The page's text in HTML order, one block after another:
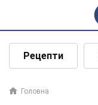
Рецепти
Головна